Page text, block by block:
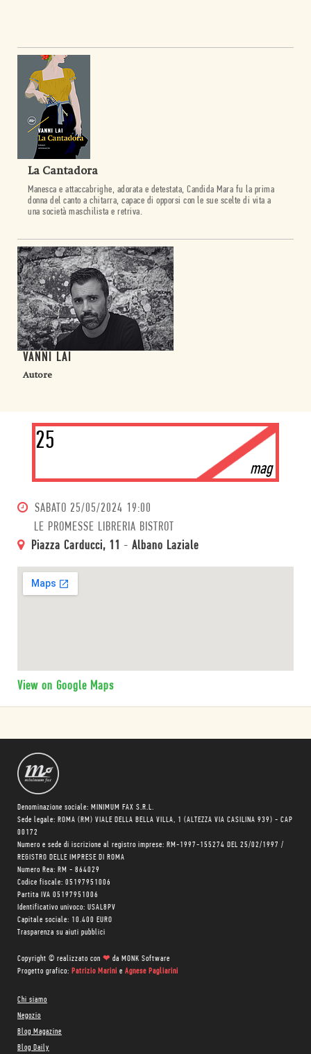
La Cantadora
Manesca e attaccabrighe, adorata e detestata, Candida Mara fu la prima
donna del canto a chitarra, capace di opporsi con le sue scelte di vita a
una società maschilista e retriva.
VANNI LAI
Autore
25
mag
SABATO 25/05/2024 19:00
LE PROMESSE LIBRERIA BISTROT
Piazza Carducci, 11 - Albano Laziale
View on Google Maps
Denominazione sociale: MINIMUM FAX S.R.L.
Sede legale: ROMA (RM) VIALE DELLA BELLA VILLA, 1 (ALTEZZA VIA CASILINA 939) - CAP
00172
Numero e sede di iscrizione al registro imprese: RM-1997-155274 DEL 25/02/1997 /
REGISTRO DELLE IMPRESE DI ROMA
Numero Rea: RM - 864029
Codice fiscale: 05197951006
Partita IVA 05197951006
Identificativo univoco: USAL8PV
Capitale sociale: 10.400 EURO
Trasparenza su aiuti pubblici
Copyright © realizzato con ❤ da MONK Software
Progetto grafico: Patrizio Marini e Agnese Pagliarini
Chi siamo
Negozio
Blog Magazine
Blog Daily